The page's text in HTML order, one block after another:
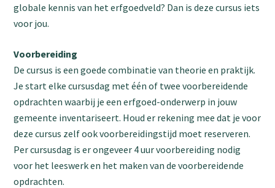
globale kennis van het erfgoedveld? Dan is deze cursus iets
voor jou.
Voorbereiding
De cursus is een goede combinatie van theorie en praktijk.
Je start elke cursusdag met één of twee voorbereidende
opdrachten waarbij je een erfgoed-onderwerp in jouw
gemeente inventariseert. Houd er rekening mee dat je voor
deze cursus zelf ook voorbereidingstijd moet reserveren.
Per cursusdag is er ongeveer 4 uur voorbereiding nodig
voor het leeswerk en het maken van de voorbereidende
opdrachten.